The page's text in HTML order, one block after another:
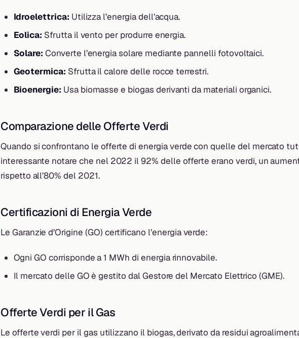
Idroelettrica: Utilizza l’energia dell’acqua.
Eolica: Sfrutta il vento per produrre energia.
Solare: Converte l’energia solare mediante pannelli fotovoltaici.
Geotermica: Sfrutta il calore delle rocce terrestri.
Bioenergie: Usa biomasse e biogas derivanti da materiali organici.
Comparazione delle Offerte Verdi
Quando si confrontano le offerte di energia verde con quelle del mercato
interessante notare che nel 2022 il 92% delle offerte erano verdi, un
rispetto all’80% del 2021.
Certificazioni di Energia Verde
Le Garanzie d’Origine (GO) certificano l’energia verde:
Ogni GO corrisponde a 1 MWh di energia rinnovabile.
Il mercato delle GO è gestito dal Gestore del Mercato Elettrico (GME).
Offerte Verdi per il Gas
Le offerte verdi per il gas utilizzano il biogas, derivato da residui